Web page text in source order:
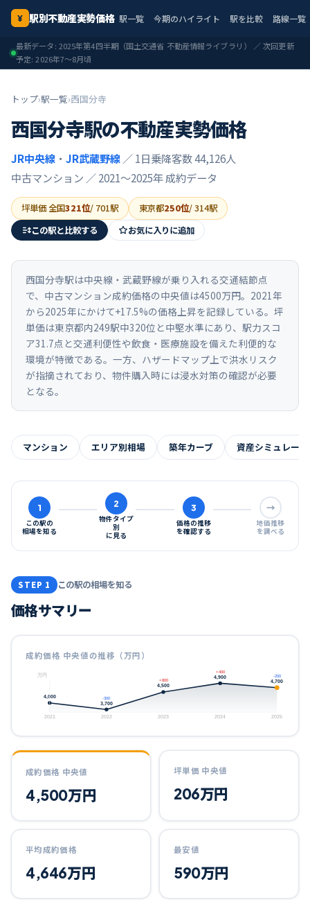
¥ 駅別不動産実勢価格 駅一覧 今期のハイライト 駅を比較 路線一覧
最新データ: 2025年第4四半期（国土交通省 不動産情報ライブラリ） ／ 次回更新
予定:2026年7〜8月頃
トップ›駅一覧›西国分寺
西国分寺駅の不動産実勢価格
JR中央線 ・ JR武蔵野線 ／ 1日乗降客数 44,126人
中古マンション ／2021〜2025年成約データ
坪単価 全国321位/ 701駅 東京都250位/314駅
この駅と比較する
お気に入りに追加
西国分寺駅は中央線・武蔵野線が乗り入れる交通結節点
で、中古マンション成約価格の中央値は4500万円。2021年
から2025年にかけて+17.5%の価格上昇を記録している。坪
単価は東京都内249駅中320位と中堅水準にあり、駅力スコ
ア31.7点と交通利便性や飲食・医療施設を備えた利便的な
環境が特徴である。一方、ハザードマップ上で洪水リスク
が指摘されており、物件購入時には浸水対策の確認が必要
となる。
マンション エリア別相場 築年カーブ 資産シミュレー
1
この駅の
相場を知る
2
物件タイプ
別
に見る
3
価格の推移
を確認する
→
地価推移
を調べる
STEP 1 この駅の相場を知る
価格サマリー
成約価格 中央値の推移（万円）
万円
4,000
2021
3,700
-300
2022
4,500
+800
2023
4,900
+400
2024
4,700
-200
2025
成約価格 中央値
4,500万円
坪単価 中央値
206万円
平均成約価格
4,646万円
最安値
590万円